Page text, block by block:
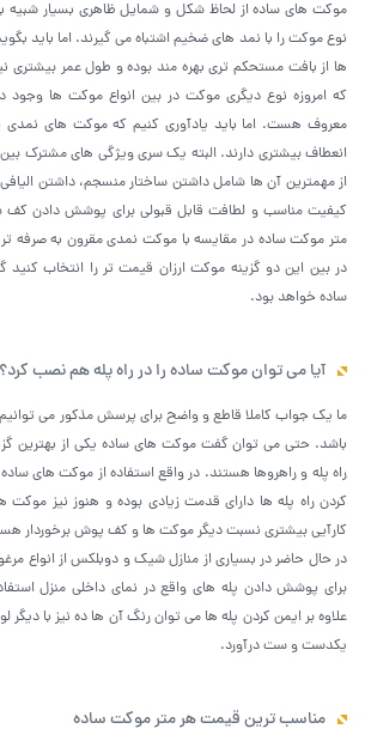
موکت های ساده از لحاظ شکل و شمایل ظاهری بسیار شبیه
نوع موکت را با نمد های ضخیم اشتباه می گیرند. اما باید
ها از بافت مستحکم تری بهره مند بوده و طول عمر بیشتری نیز
که امروزه نوع دیگری موکت در بین انواع موکت ها وجود
معروف هست. اما باید یادآوری کنیم که موکت های
انعطاف بیشتری دارند. البته یک سری ویژگی های مشترک
از مهمترین آن ها شامل داشتن ساختار منسجم، داشتن
کیفیت مناسب و لطافت قابل قبولی برای پوشش دادن کف
متر موکت ساده در مقایسه با موکت نمدی مقرون به صرفه
در بین این دو گزینه موکت ارزان قیمت تر را انتخاب
ساده خواهد بود.
آیا می توان موکت ساده را در راه پله هم نصب کرد؟
ما یک جواب کاملا قاطع و واضح برای پرسش مذکور می
باشد. حتی می توان گفت موکت های ساده یکی از بهترین
راه پله و راهروها هستند. در واقع استفاده از موکت های
کردن راه پله ها دارای قدمت زیادی بوده و هنوز نیز موکت
کارآیی بیشتری نسبت دیگر موکت ها و کف پوش برخوردار
در حال حاضر در بسیاری از منازل شیک و دوبلکس از انواع
برای پوشش دادن پله های واقع در نمای داخلی منزل
علاوه بر ایمن کردن پله ها می توان رنگ آن ها ده نیز با دیگر
یکدست و ست درآورد.
مناسب ترین قیمت هر متر موکت ساده